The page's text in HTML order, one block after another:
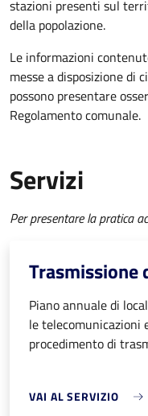
stazioni presenti sul
della popolazione.
Le informazioni
messe a disposizione di
possono presentare
Regolamento comunale.
Servizi
Per presentare la pratica
Trasmissione
Piano annuale di
le telecomunicazioni
procedimento di
VAI AL SERVIZIO